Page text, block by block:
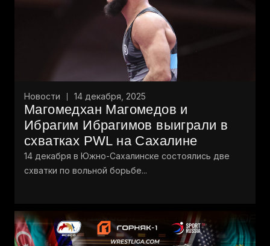
Новости 14 декабря, 2025
Магомедхан Магомедов и
Ибрагим Ибрагимов выиграли в
схватках PWL на Сахалине
14 декабря в Южно-Сахалинске состоялись две
схватки по вольной борьбе...